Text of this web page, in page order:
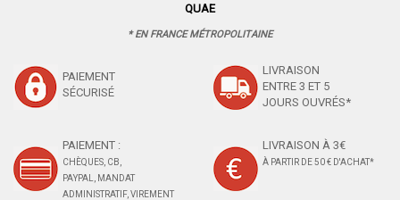
QUAE
* EN FRANCE MÉTROPOLITAINE
PAIEMENT
SÉCURISÉ
LIVRAISON
ENTRE 3 ET 5
JOURS OUVRÉS*
PAIEMENT :
CHÈQUES, CB,
PAYPAL, MANDAT
ADMINISTRATIF, VIREMENT
LIVRAISON À 3€
À PARTIR DE 50 € D'ACHAT*